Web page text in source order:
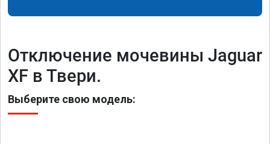
Отключение мочевины Jaguar
XF в Твери.
Выберите свою модель: